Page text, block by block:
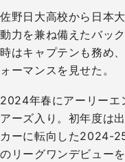
佐野日大高校から日本
動力を兼ね備えたバッ
時はキャプテンも務め
ォーマンスを見せた。
2024年春にアーリーエ
アーズ入り。初年度は
カーに転向した2024-
のリーグワンデビュー